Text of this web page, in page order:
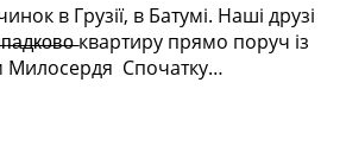
в Грузії, в Батумі. Наші друзі
квартиру прямо поруч із
Милосердя Спочатку…